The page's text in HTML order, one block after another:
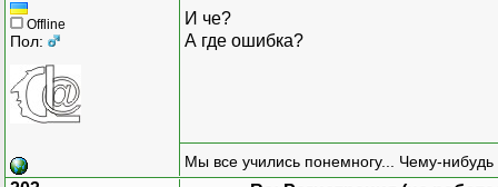
Offline
Пол:
И че?
А где ошибка?
Мы все учились понемногу... Чему-нибудь